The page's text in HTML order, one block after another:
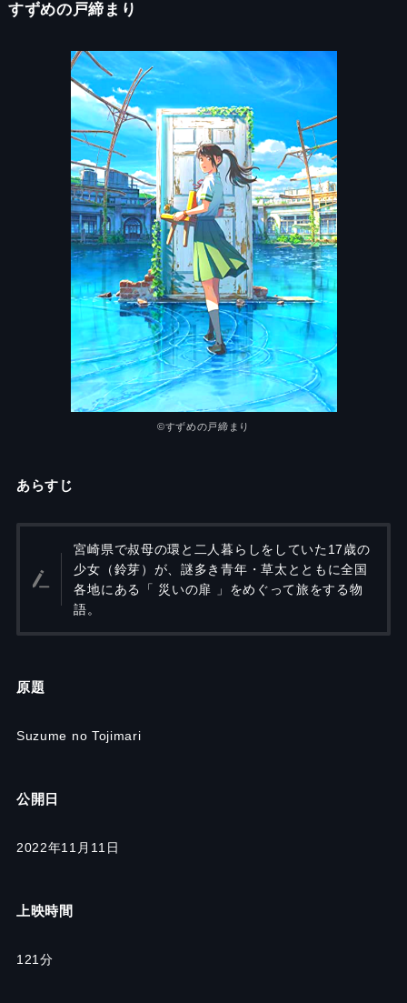
すずめの戸締まり
©︎すずめの戸締まり
あらすじ
宮崎県で叔母の環と二人暮らしをしていた17歳の
少女（鈴芽）が、謎多き青年・草太とともに全国
各地にある「 災いの扉 」をめぐって旅をする物
語。
原題
Suzume no Tojimari
公開日
2022年11月11日
上映時間
121分